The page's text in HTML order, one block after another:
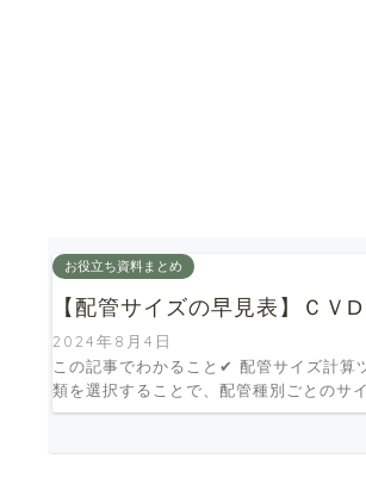
お役立ち資料まとめ
【配管サイズの早見表】ＣＶ
2024年8月4日
この記事でわかること✔ 配管サイズ計
類を選択することで、配管種別ごとのサ